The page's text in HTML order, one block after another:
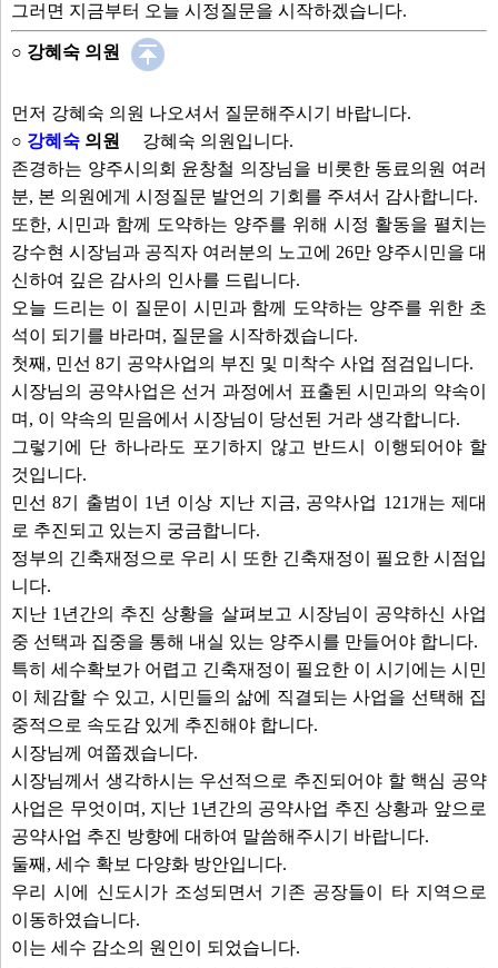
그러면 지금부터 오늘 시정질문을 시작하겠습니다.
○ 강혜숙 의원
먼저 강혜숙 의원 나오셔서 질문해주시기 바랍니다.
○ 강혜숙 의원
강혜숙 의원입니다.
존경하는 양주시의회 윤창철 의장님을 비롯한 동료의원 여러
분, 본 의원에게 시정질문 발언의 기회를 주셔서 감사합니다.
또한, 시민과 함께 도약하는 양주를 위해 시정 활동을 펼치는
강수현 시장님과 공직자 여러분의 노고에 26만 양주시민을 대
신하여 깊은 감사의 인사를 드립니다.
오늘 드리는 이 질문이 시민과 함께 도약하는 양주를 위한 초
석이 되기를 바라며, 질문을 시작하겠습니다.
첫째, 민선 8기 공약사업의 부진 및 미착수 사업 점검입니다.
시장님의 공약사업은 선거 과정에서 표출된 시민과의 약속이
며, 이 약속의 믿음에서 시장님이 당선된 거라 생각합니다.
그렇기에 단 하나라도 포기하지 않고 반드시 이행되어야 할
것입니다.
민선 8기 출범이 1년 이상 지난 지금, 공약사업 121개는 제대
로 추진되고 있는지 궁금합니다.
정부의 긴축재정으로 우리 시 또한 긴축재정이 필요한 시점입
니다.
지난 1년간의 추진 상황을 살펴보고 시장님이 공약하신 사업
중 선택과 집중을 통해 내실 있는 양주시를 만들어야 합니다.
특히 세수확보가 어렵고 긴축재정이 필요한 이 시기에는 시민
이 체감할 수 있고, 시민들의 삶에 직결되는 사업을 선택해 집
중적으로 속도감 있게 추진해야 합니다.
시장님께 여쭙겠습니다.
시장님께서 생각하시는 우선적으로 추진되어야 할 핵심 공약
사업은 무엇이며, 지난 1년간의 공약사업 추진 상황과 앞으로
공약사업 추진 방향에 대하여 말씀해주시기 바랍니다.
둘째, 세수 확보 다양화 방안입니다.
우리 시에 신도시가 조성되면서 기존 공장들이 타 지역으로
이동하였습니다.
이는 세수 감소의 원인이 되었습니다.